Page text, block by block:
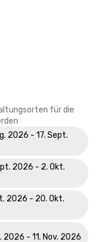
für die
2026 - 17. Sept.
2026 - 2. Okt.
2026 - 20. Okt.
2026 - 11. Nov. 2026